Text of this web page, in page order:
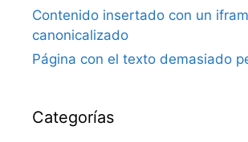
Contenido insertado con un
canonicalizado
Página con el texto demasiado
Categorías